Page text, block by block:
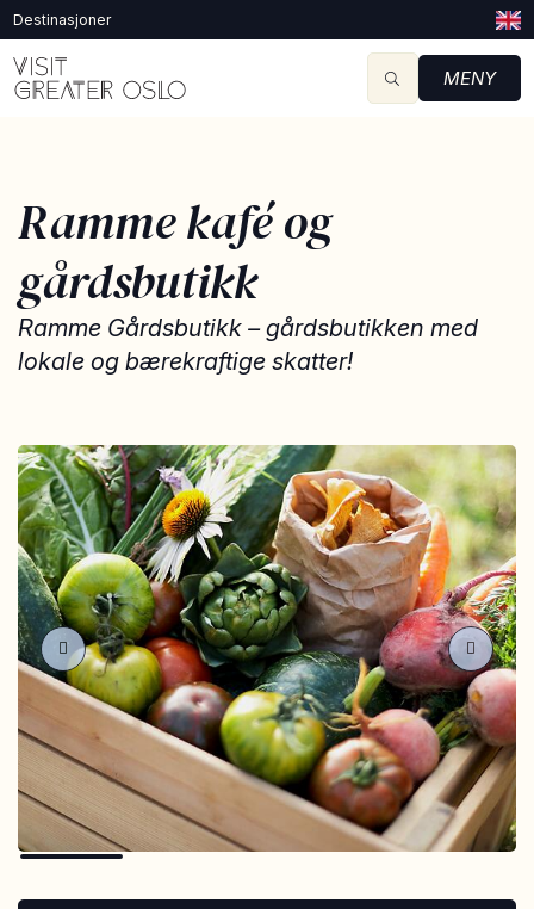
Destinasjoner
MENY
Ramme kafé og
gårdsbutikk
Ramme Gårdsbutikk – gårdsbutikken med
lokale og bærekraftige skatter!